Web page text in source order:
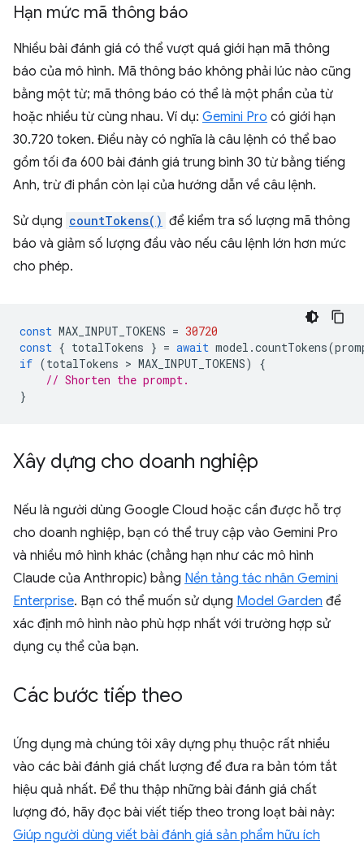
Hạn mức mã thông báo
Nhiều bài đánh giá có thể vượt quá giới hạn mã thông
báo của mô hình. Mã thông báo không phải lúc nào cũng
bằng một từ; mã thông báo có thể là một phần của từ
hoặc nhiều từ cùng nhau. Ví dụ: Gemini Pro có giới hạn
30.720 token. Điều này có nghĩa là câu lệnh có thể bao
gồm tối đa 600 bài đánh giá trung bình 30 từ bằng tiếng
Anh, trừ đi phần còn lại của hướng dẫn về câu lệnh.
Sử dụng countTokens() để kiểm tra số lượng mã thông
báo và giảm số lượng đầu vào nếu câu lệnh lớn hơn mức
cho phép.
const MAX_INPUT_TOKENS = 30720
const { totalTokens } = await model .countTokens(
if (totalTokens > MAX_INPUT_TOKENS)
{
// Shorten the prompt.
}
Xây dựng cho doanh nghiệp
Nếu là người dùng Google Cloud hoặc cần được hỗ trợ
cho doanh nghiệp, bạn có thể truy cập vào Gemini Pro
và nhiều mô hình khác (chẳng hạn như các mô hình
Claude của Anthropic) bằng Nền tảng tác nhân Gemini
Enterprise. Bạn có thể muốn sử dụng Model Garden để
xác định mô hình nào phù hợp nhất với trường hợp sử
dụng cụ thể của bạn.
Các bước tiếp theo
Ứng dụng mà chúng tôi xây dựng phụ thuộc rất nhiều
vào các bài đánh giá chất lượng để đưa ra bản tóm tắt
hiệu quả nhất. Để thu thập những bài đánh giá chất
lượng đó, hãy đọc bài viết tiếp theo trong loạt bài này:
Giúp người dùng viết bài đánh giá sản phẩm hữu ích